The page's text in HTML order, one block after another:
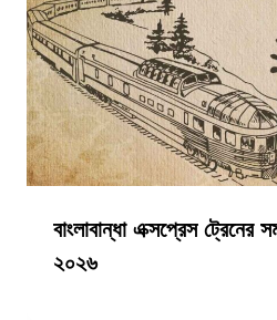
বাংলাবান্ধা এক্সপ্রেস ট্রেনের
২০২৬